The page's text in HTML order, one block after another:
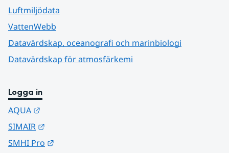
Luftmiljödata
VattenWebb
Datavärdskap, oceanografi och marinbiologi
Datavärdskap för atmosfärkemi
Logga in
AQUA
SIMAIR
SMHI Pro